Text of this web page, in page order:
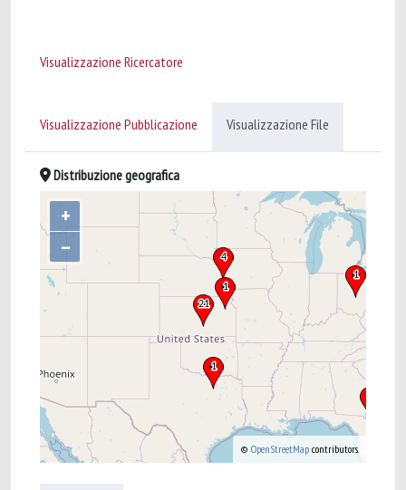
Visualizzazione Ricercatore
Visualizzazione Pubblicazione Visualizzazione File
Distribuzione geografica
+
–
© OpenStreetMap contributors.